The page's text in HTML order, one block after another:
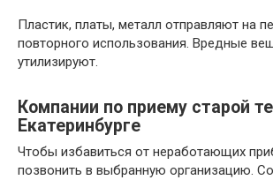
Пластик, платы, металл отправляют на
повторного использования. Вредные
утилизируют.
Компании по приему старой
Екатеринбурге
Чтобы избавиться от неработающих
позвонить в выбранную организацию.